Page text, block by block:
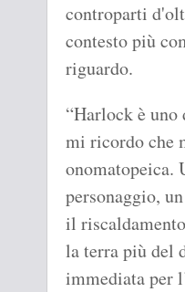
controparti
contesto più
riguardo.
“Harlock è
mi ricordo che
onomatopeica.
personaggio,
il
la terra più del
immediata per